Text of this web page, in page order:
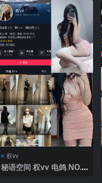
权vv
秘语空间 权vv 电鸽 NO.0